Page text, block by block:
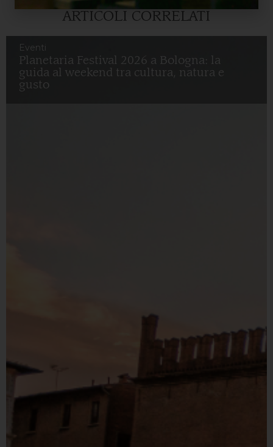
ARTICOLI CORRELATI
Eventi
Planetaria Festival 2026 a Bologna: la
guida al weekend tra cultura, natura e
gusto